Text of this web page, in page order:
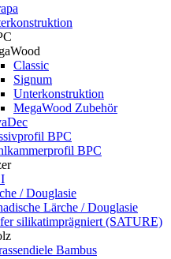
Classic
Signum
Unterkonstruktion
MegaWood Zubehör
BPC
BPC
/ Douglasie
Lärche / Douglasie
silikatimprägniert (SATURE)
Bambus